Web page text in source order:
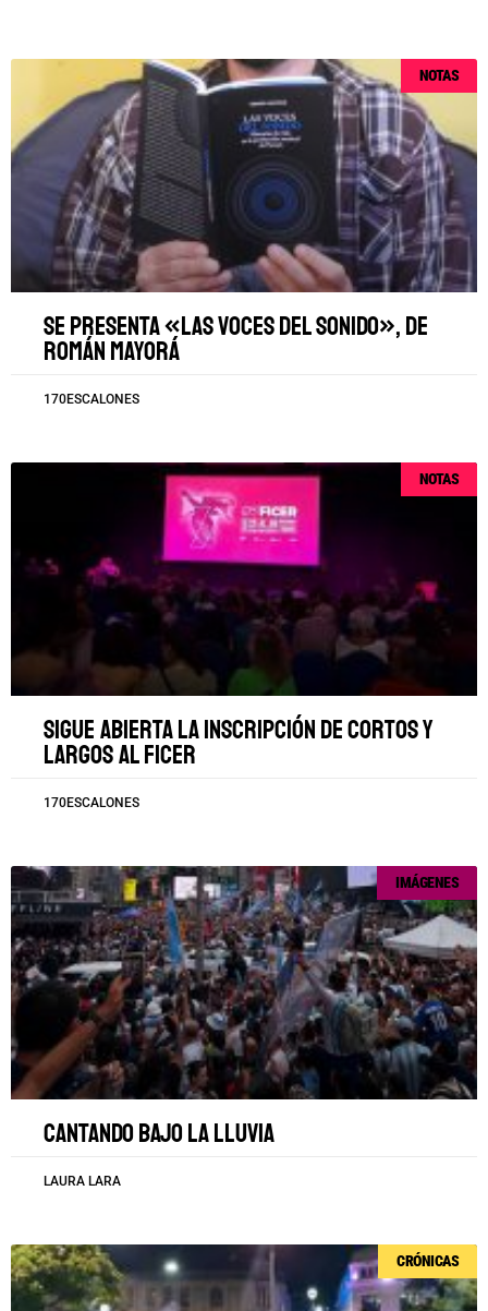
NOTAS
Se presenta «Las voces del sonido», de
Román Mayorá
170ESCALONES
NOTAS
Sigue abierta la inscripción de cortos y
largos al FICER
170ESCALONES
IMÁGENES
Cantando bajo la lluvia
LAURA LARA
CRÓNICAS